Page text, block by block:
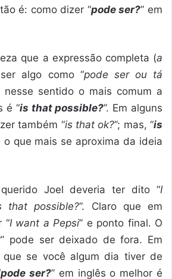
é: como dizer “pode ser?” em
que a expressão completa (a
algo como “pode ser ou tá
nesse sentido o mais comum a
é “is that possible?”. Em alguns
também “is that ok?”; mas, “is
o que mais se aproxima da ideia
Joel deveria ter dito “I
that possible?”. Claro que em
“I want a Pepsi” e ponto final. O
” pode ser deixado de fora. Em
se você algum dia tiver de
pode ser?” em inglês o melhor é